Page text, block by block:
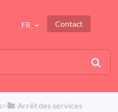
FR Contact
​>​
​Arrêt des services